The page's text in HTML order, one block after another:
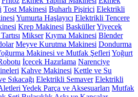
Tost Makinesi Buharlı Pişirici Elektrikli
Yumurta Haşlayıcı Elektrikli Tencere
Krep Makinesi BasküllerYiyecek
Mikser Kıyma Makinesi Blender
Meyve Kurutma Makinesi Dondurma
Makinesi ve Mutfak Şefleri Yoğurt
İçecek Hazırlama Narenciye
Kahve Makinesi Kettle ve Su
Sıkacağı Elektrikli Semaver Elektrikli
Yedek Parça ve Aksesuarları Mutfak